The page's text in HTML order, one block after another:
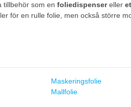
tillbehör som en foliedispensereller
för en rulle folie, men också större
Maskeringsfolie
Mallfolie